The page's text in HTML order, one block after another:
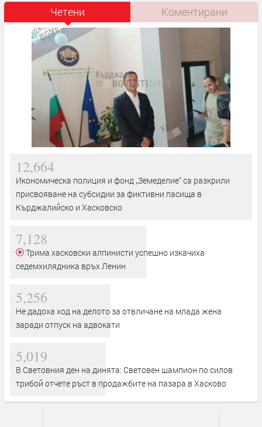
Четени Коментирани
12,664
Икономическа полиция и фонд „Земеделие“ са разкрили
присвояване на субсидии за фиктивни пасища в
Кърджалийско и Хасковско
7,128
седемхилядника връх Ленин
5,256
Не дадоха ход на делото за отвличане на млада жена
заради отпуск на адвокати
5,019
В Световния ден на динята: Световен шампион по силов
трибой отчете ръст в продажбите на пазара в Хасково